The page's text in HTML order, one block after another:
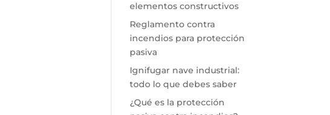
elementos constructivos
Reglamento contra
incendios para protección
pasiva
Ignifugar nave industrial:
todo lo que debes saber
¿Qué es la protección